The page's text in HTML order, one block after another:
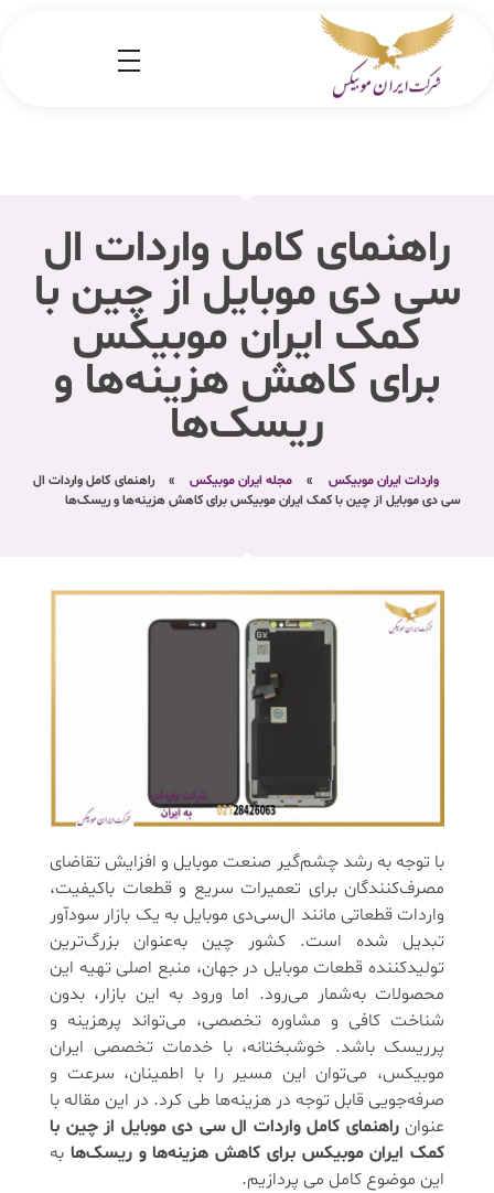
راهنمای کامل واردات ال
سی دی موبایل از چین با
کمک ایران موبیکس
برای کاهش هزینه‌ها و
ریسک‌ها
واردات ایران موبیکس » مجله ایران موبیکس »
راهنمای کامل واردات ال
سی دی موبایل از چین با کمک ایران موبیکس برای کاهش هزینه‌ها و ریسک‌ها
با توجه به رشد چشم‌گیر صنعت موبایل و افزایش تقاضای
مصرف‌کنندگان برای تعمیرات سریع و قطعات باکیفیت،
واردات قطعاتی مانند ال‌سی‌دی موبایل به یک بازار سودآور
تبدیل شده است. کشور چین به‌عنوان بزرگ‌ترین
تولیدکننده قطعات موبایل در جهان، منبع اصلی تهیه این
محصولات به‌شمار می‌رود. اما ورود به این بازار، بدون
شناخت کافی و مشاوره تخصصی، می‌تواند پرهزینه و
پرریسک باشد. خوشبختانه، با خدمات تخصصی ایران
موبیکس، می‌توان این مسیر را با اطمینان، سرعت و
صرفه‌جویی قابل توجه در هزینه‌ها طی کرد. در این مقاله با
عنوانراهنمای کامل واردات ال سی دی موبایل از چین با
کمک ایران موبیکس برای کاهش هزینه‌ها و ریسک‌ها به
این موضوع کامل می پردازیم.